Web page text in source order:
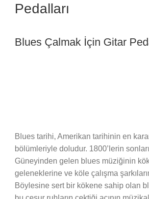
Pedalları
Blues Çalmak İçin Gitar
Blues tarihi, Amerikan tarihinin en
bölümleriyle doludur. 1800’lerin
Güneyinden gelen blues müziğinin
geleneklerine ve köle çalışma
Böylesine sert bir kökene sahip olan